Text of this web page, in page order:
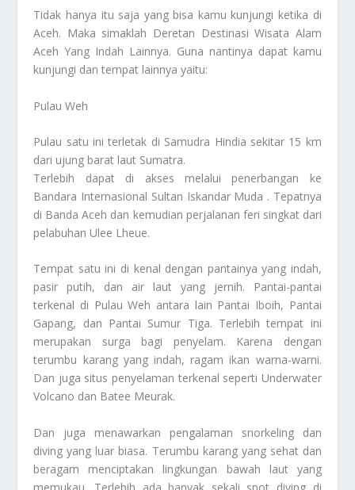
Tidak hanya itu saja yang bisa kamu kunjungi ketika di
Aceh. Maka simaklah Deretan Destinasi Wisata Alam
Aceh Yang Indah Lainnya. Guna nantinya dapat kamu
kunjungi dan tempat lainnya yaitu:
Pulau Weh
Pulau satu ini terletak di Samudra Hindia sekitar 15 km
dari ujung barat laut Sumatra.
Terlebih dapat di akses melalui penerbangan ke
Bandara Internasional Sultan Iskandar Muda . Tepatnya
di Banda Aceh dan kemudian perjalanan feri singkat dari
pelabuhan Ulee Lheue.
Tempat satu ini di kenal dengan pantainya yang indah,
pasir putih, dan air laut yang jernih. Pantai-pantai
terkenal di Pulau Weh antara lain Pantai Iboih, Pantai
Gapang, dan Pantai Sumur Tiga. Terlebih tempat ini
merupakan surga bagi penyelam. Karena dengan
terumbu karang yang indah, ragam ikan warna-warni.
Dan juga situs penyelaman terkenal seperti Underwater
Volcano dan Batee Meurak.
Dan juga menawarkan pengalaman snorkeling dan
diving yang luar biasa. Terumbu karang yang sehat dan
beragam menciptakan lingkungan bawah laut yang